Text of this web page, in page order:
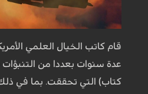
قام كاتب الخيال العلمي
كتاب) التي تحققت. بما في